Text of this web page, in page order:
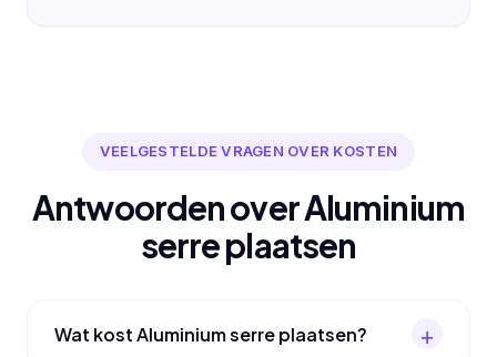
VEELGESTELDE VRAGEN OVER KOSTEN
Antwoorden over Aluminium
serre plaatsen
Wat kost Aluminium serre plaatsen?